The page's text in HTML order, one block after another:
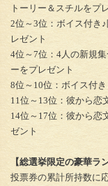
トーリー＆スチルをプ
2位～3位：ボイス付き
レゼント
4位～7位：4人の新規
ーをプレゼント
8位～10位：ボイス付
11位～13位：彼から恋
14位～17位：彼から恋
ゼント
【総選挙限定の豪華ラ
投票券の累計所持数に